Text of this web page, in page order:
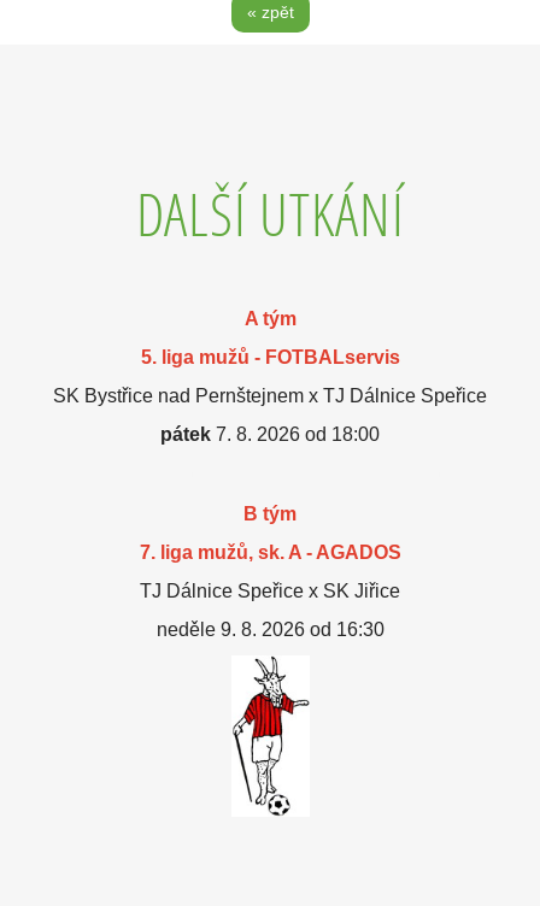
« zpět
DALŠÍ UTKÁNÍ
A tým
5. liga mužů - FOTBALservis
SK Bystřice nad Pernštejnem x TJ Dálnice Speřice
pátek 7. 8. 2026 od 18:00
B tým
7. liga mužů, sk. A - AGADOS
TJ Dálnice Speřice x SK Jiřice
neděle 9. 8. 2026 od 16:30